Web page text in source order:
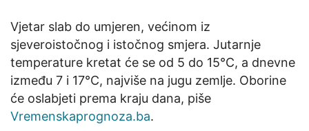
Vjetar slab do umjeren, većinom iz
sjeveroistočnog i istočnog smjera. Jutarnje
temperature kretat će se od 5 do 15°C, a dnevne
između 7 i 17°C, najviše na jugu zemlje. Oborine
će oslabjeti prema kraju dana, piše
Vremenskaprognoza.ba.